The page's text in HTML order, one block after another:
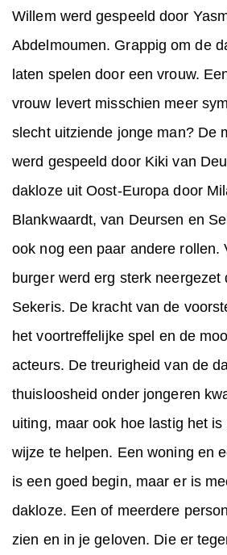
Willem werd gespeeld door
Abdelmoumen. Grappig om de
laten spelen door een vrouw.
vrouw levert misschien meer
slecht uitziende jonge man? De
werd gespeeld door Kiki van
dakloze uit Oost-Europa door
Blankwaardt, van Deursen en
ook nog een paar andere rollen.
burger werd erg sterk neergezet
Sekeris. De kracht van de
het voortreffelijke spel en de
acteurs. De treurigheid van de
thuisloosheid onder jongeren
uiting, maar ook hoe lastig het
wijze te helpen. Een woning en
is een goed begin, maar er is
dakloze. Een of meerdere
zien en in je geloven. Die er